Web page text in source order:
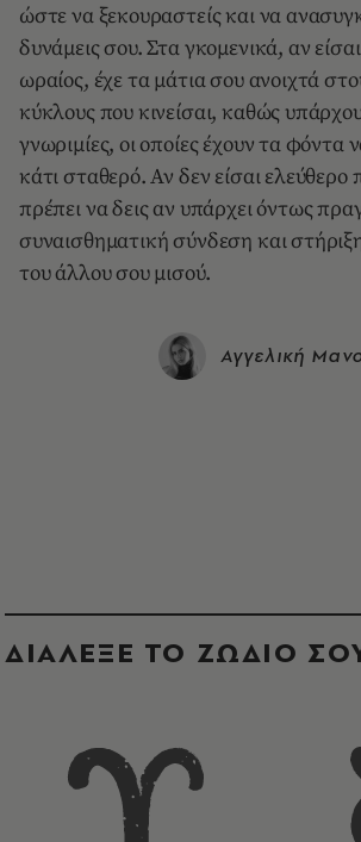
ώστε να ξεκουραστείς και να
δυνάμεις σου. Στα γκομενικά, αν
ωραίος, έχε τα μάτια σου ανοιχτά
κύκλους που κινείσαι, καθώς
γνωριμίες, οι οποίες έχουν τα φόντα
κάτι σταθερό. Αν δεν είσαι ελεύθερο
πρέπει να δεις αν υπάρχει όντως
συναισθηματική σύνδεση και
του άλλου σου μισού.
Αγγελική
ΔΙΑΛΕΞΕ ΤΟ ΖΩΔΙΟ